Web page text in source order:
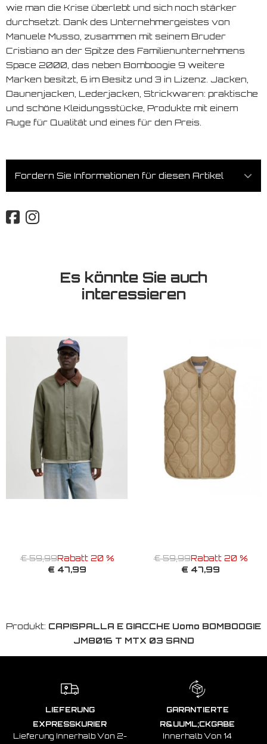
wie man die Krise überlebt und sich noch stärker
durchsetzt. Dank des Unternehmergeistes von
Manuele Musso, zusammen mit seinem Bruder
Cristiano an der Spitze des Familienunternehmens
Space 2000, das neben Bomboogie 9 weitere
Marken besitzt, 6 im Besitz und 3 in Lizenz. Jacken,
Daunenjacken, Lederjacken, Strickwaren: praktische
und schöne Kleidungsstücke, Produkte mit einem
Auge für Qualität und eines für den Preis.
Fordern Sie Informationen für diesen Artikel
Es könnte Sie auch
interessieren
€ 59,99Rabatt 20 %
€ 47,99
€ 59,99Rabatt 20 %
€ 47,99
Produkt: CAPISPALLA E GIACCHE Uomo BOMBOOGIE
JM8016 T MTX 03 SAND
LIEFERUNG
EXPRESSKURIER
Lieferung Innerhalb Von 2-
GARANTIERTE
R&UUML;CKGABE
Innerhalb Von 14